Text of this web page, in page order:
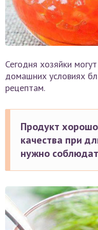
Сегодня хозяйки
домашних условиях
рецептам.
Продукт
качества при
нужно